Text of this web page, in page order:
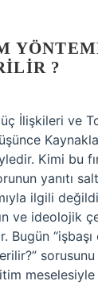
?
İlişkileri ve
Kaynaklar
Kimi bu
yanıtı
ilgili
ve ideolojik
Bugün “işbaşı
sorusunu
meselesiyle